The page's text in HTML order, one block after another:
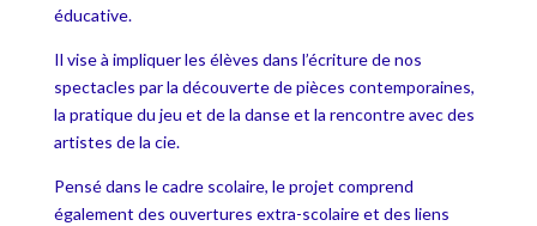
éducative.
Il vise à impliquer les élèves dans l’écriture de nos
spectacles par la découverte de pièces contemporaines,
la pratique du jeu et de la danse et la rencontre avec des
artistes de la cie.
Pensé dans le cadre scolaire, le projet comprend
également des ouvertures extra-scolaire et des liens